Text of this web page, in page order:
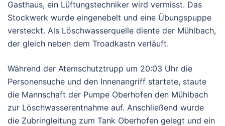
Gasthaus, ein Lüftungstechniker wird vermisst. Das
Stockwerk wurde eingenebelt und eine Übungspuppe
versteckt. Als Löschwasserquelle diente der Mühlbach,
der gleich neben dem Troadkastn verläuft.
Während der Atemschutztrupp um 20:03 Uhr die
Personensuche und den Innenangriff startete, staute
die Mannschaft der Pumpe Oberhofen den Mühlbach
zur Löschwasserentnahme auf. Anschließend wurde
die Zubringleitung zum Tank Oberhofen gelegt und ein